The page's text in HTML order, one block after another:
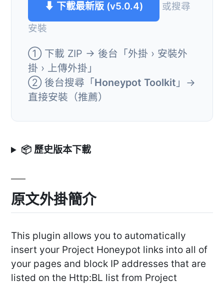
⬇ 下載最新版 (v5.0.4)
或搜尋
安裝
① 下載 ZIP → 後台「外掛 › 安裝外
掛 › 上傳外掛」
② 後台搜尋「Honeypot Toolkit 」→
直接安裝（推薦）
📦 歷史版本下載
原文外掛簡介
This plugin allows you to automatically
insert your Project Honeypot links into all of
your pages and block IP addresses that are
listed on the Http:BL list from Project